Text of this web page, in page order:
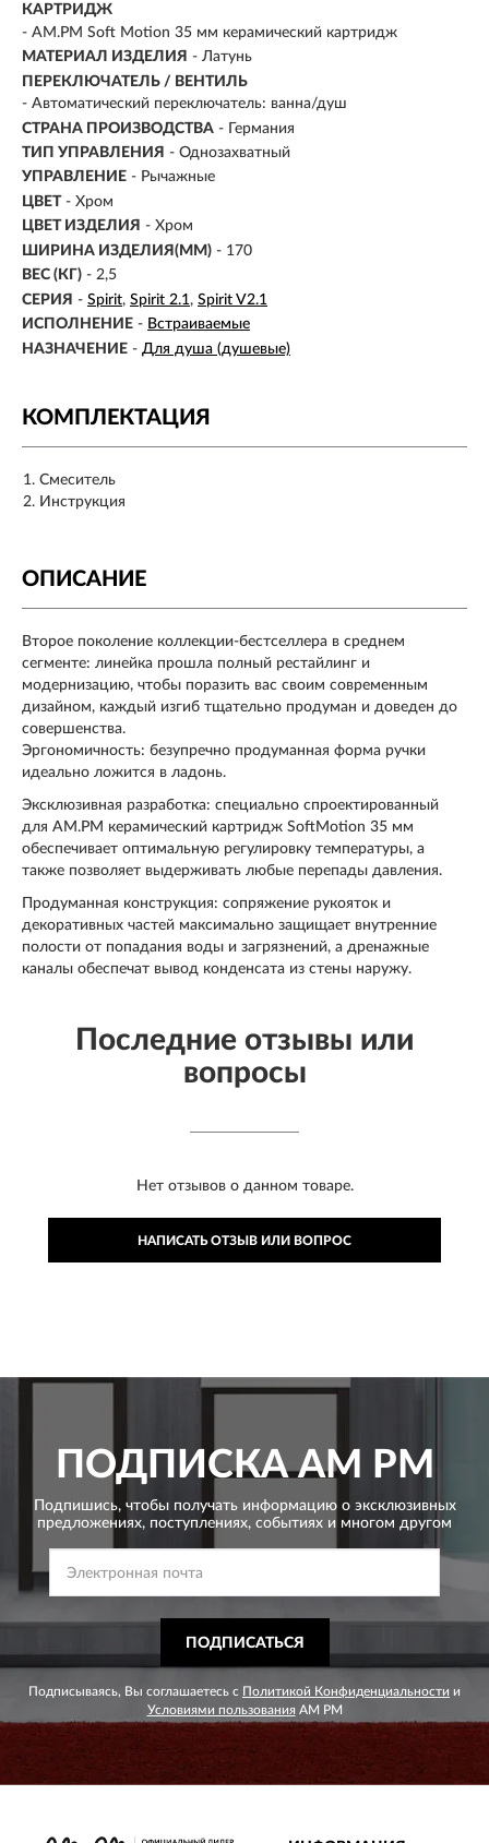
КАРТРИДЖ
- AM.PM Soft Motion 35 мм керамический картридж
МАТЕРИАЛ ИЗДЕЛИЯ - Латунь
ПЕРЕКЛЮЧАТЕЛЬ / ВЕНТИЛЬ
- Автоматический переключатель: ванна/душ
СТРАНА ПРОИЗВОДСТВА - Германия
ТИП УПРАВЛЕНИЯ - Однозахватный
УПРАВЛЕНИЕ - Рычажные
ЦВЕТ - Хром
ЦВЕТ ИЗДЕЛИЯ - Хром
ШИРИНА ИЗДЕЛИЯ(ММ) - 170
ВЕС (КГ) - 2,5
СЕРИЯ - Spirit Spirit 2.1
Spirit V2.1
ИСПОЛНЕНИЕ - Встраиваемые
НАЗНАЧЕНИЕ - Для душа (душевые)
КОМПЛЕКТАЦИЯ
Смеситель
Инструкция
ОПИСАНИЕ
Второе поколение коллекции-бестселлера в среднем
сегменте: линейка прошла полный рестайлинг и
модернизацию, чтобы поразить вас своим современным
дизайном, каждый изгиб тщательно продуман и доведен до
совершенства.
Эргономичность: безупречно продуманная форма ручки
идеально ложится в ладонь.
Эксклюзивная разработка: специально спроектированный
для АМ.РМ керамический картридж SoftMotion 35 мм
обеспечивает оптимальную регулировку температуры, а
также позволяет выдерживать любые перепады давления.
Продуманная конструкция: сопряжение рукояток и
декоративных частей максимально защищает внутренние
полости от попадания воды и загрязнений, а дренажные
каналы обеспечат вывод конденсата из стены наружу.
Последние отзывы или
вопросы
Нет отзывов о данном товаре.
НАПИСАТЬ ОТЗЫВ ИЛИ ВОПРОС
ПОДПИСКАAM PM
Подпишись, чтобы получать информацию о эксклюзивных
предложениях, поступлениях, событиях и многом другом
ПОДПИСАТЬСЯ
Подписываясь, Вы соглашаетесь с Политикой Конфиденциальности и
Условиями пользования AM PM